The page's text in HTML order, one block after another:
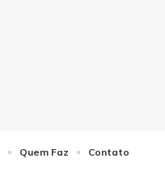
Quem Faz Contato